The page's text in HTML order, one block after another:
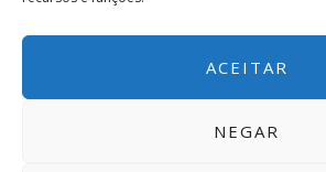
ACEITAR
NEGAR